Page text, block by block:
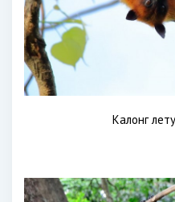
Калонг